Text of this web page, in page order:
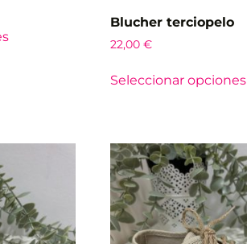
Blucher terciopelo
22,00€
Seleccionar opciones